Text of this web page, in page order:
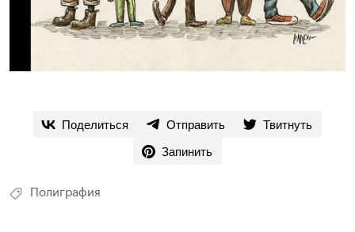
Поделиться Отправить
Твитнуть
Запинить
Полиграфия